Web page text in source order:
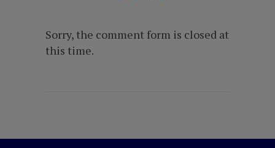
Sorry, the comment form is closed at
this time.